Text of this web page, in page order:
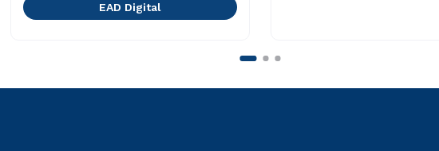
EAD Digital